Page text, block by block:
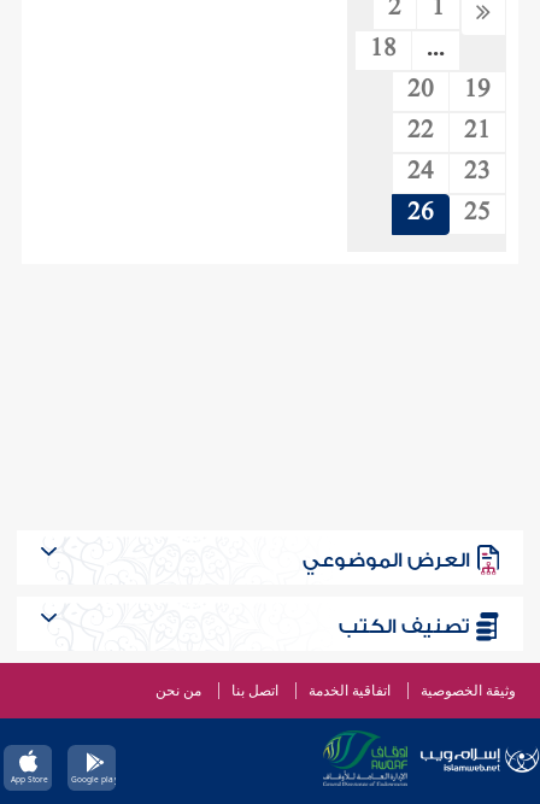
1
2
...
18
19
20
21
22
23
24
25
26
العرض الموضوعي
تصنيف الكتب
وثيقة الخصوصية اتفاقية الخدمة اتصل بنا من نحن